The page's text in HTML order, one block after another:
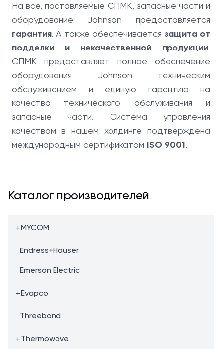
На все, поставляемые СПМК, запасные части и
оборудование Johnson предоставляется
гарантия. А также обеспечивается защита от
подделки и некачественной продукции.
СПМК предоставляет полное обеспечение
оборудования Johnson техническим
обслуживанием и единую гарантию на
качество технического обслуживания и
запасные части. Система управления
качеством в нашем холдинге подтверждена
международным сертификатом ISO 9001.
Каталог производителей
+MYCOM
Endress+Hauser
Emerson Electric
+Evapco
Threebond
+Thermowave